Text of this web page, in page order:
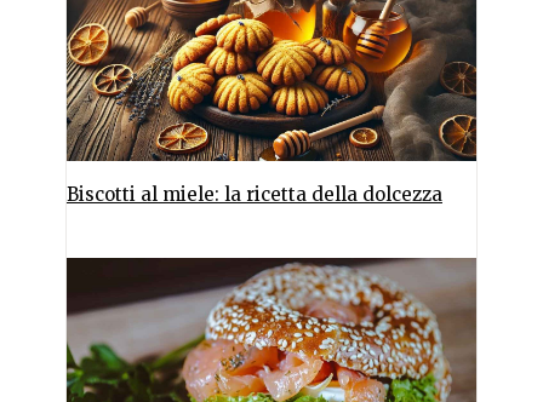
Biscotti al miele: la ricetta della dolcezza